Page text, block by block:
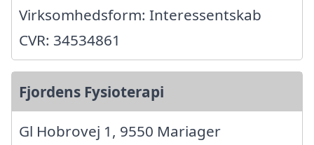
Virksomhedsform: Interessentskab
CVR: 34534861
Fjordens Fysioterapi
Gl Hobrovej 1, 9550 Mariager